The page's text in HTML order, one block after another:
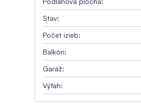
Stav:
Počet izieb:
Balkón:
Garáž:
Výťah: